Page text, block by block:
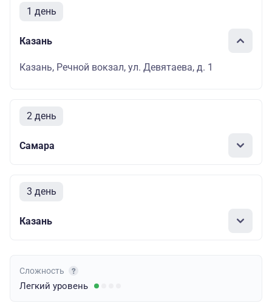
1 день
Казань
Казань, Речной вокзал, ул. Девятаева, д. 1
2 день
Самара
3 день
Казань
Сложность
Легкий уровень